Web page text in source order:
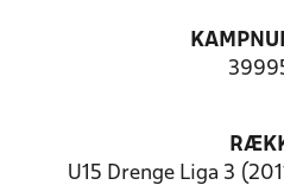
U15 Drenge Liga 3